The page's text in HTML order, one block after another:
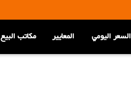
السعر اليومي المعاییر مكاتب البيع